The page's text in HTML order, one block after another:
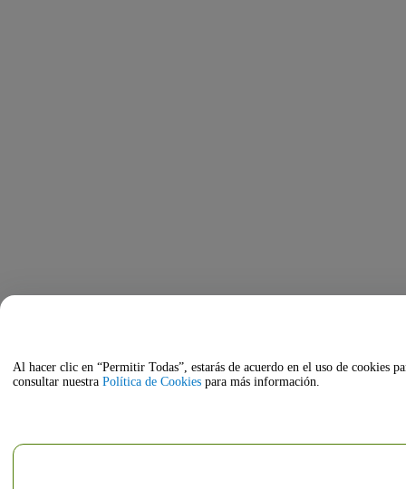
Al hacer clic en “Permitir Todas”, estarás de acuerdo en el uso de cookies
consultar nuestra Política de Cookies para más información.